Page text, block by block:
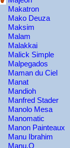
Makatron
Mako Deuza
Maksim
Malam
Malakkai
Malick Simple
Malpegados
Maman du Ciel
Manat
Mandioh
Manfred Stader
Manolo Mesa
Manomatic
Manon Painteaux
Manu Ibrahim
Manu.O